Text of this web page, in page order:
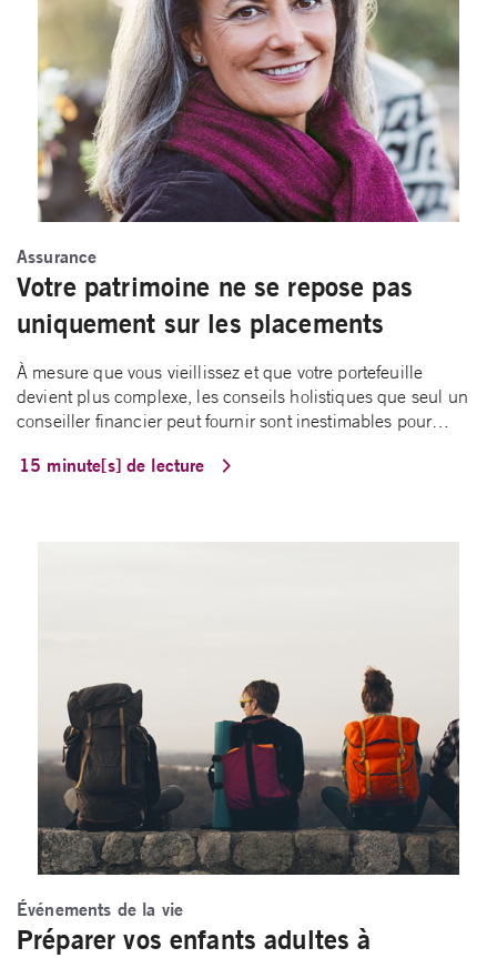
Assurance
Votre patrimoine ne se repose pas
uniquement sur les placements
À mesure que vous vieillissez et que votre portefeuille
devient plus complexe, les conseils holistiques que seul un
conseiller financier peut fournir sont inestimables pour…
15 minute[s] de lecture
Événements de la vie
Préparer vos enfants adultes à